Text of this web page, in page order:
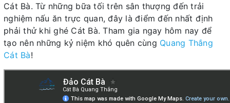
Cát Bà. Từ những bữa tối trên sân thượng đến trải
nghiệm nấu ăn trực quan, đây là điểm đến nhất định
phải thử khi ghé Cát Bà. Tham gia ngay hôm nay để
tạo nên những kỷ niệm khó quên cùng Quang Thắng
Cát Bà!